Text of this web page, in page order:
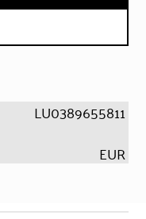
LU0389655811
EUR